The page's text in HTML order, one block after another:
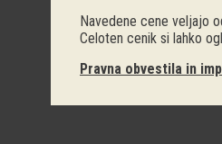
Navedene cene veljajo
Celoten cenik si lahko
Pravna obvestila in